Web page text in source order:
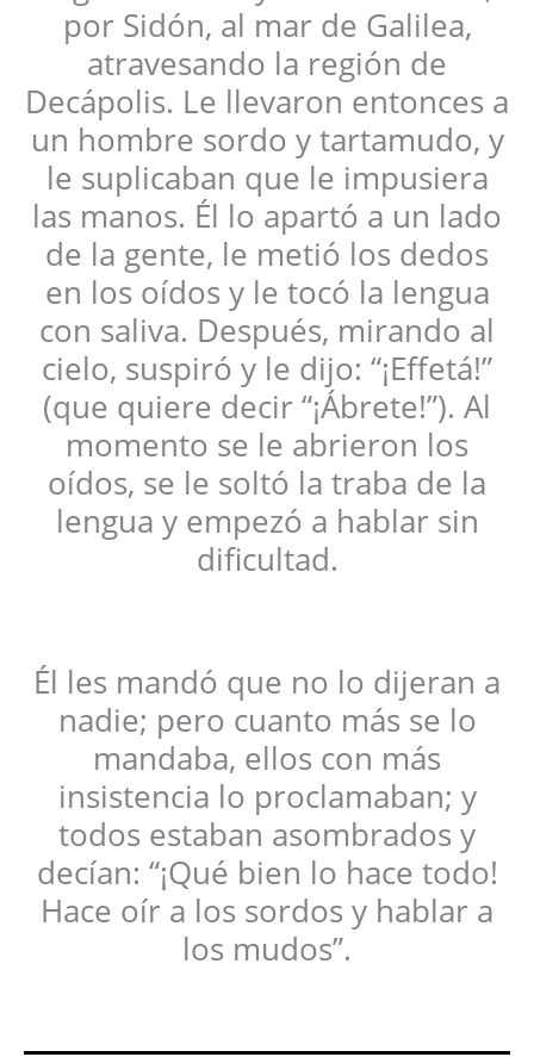
por Sidón, al mar de Galilea,
atravesando la región de
Decápolis. Le llevaron entonces a
un hombre sordo y tartamudo, y
le suplicaban que le impusiera
las manos. Él lo apartó a un lado
de la gente, le metió los dedos
en los oídos y le tocó la lengua
con saliva. Después, mirando al
cielo, suspiró y le dijo: “¡Effetá!”
(que quiere decir “¡Ábrete!”). Al
momento se le abrieron los
oídos, se le soltó la traba de la
lengua y empezó a hablar sin
dificultad.
Él les mandó que no lo dijeran a
nadie; pero cuanto más se lo
mandaba, ellos con más
insistencia lo proclamaban; y
todos estaban asombrados y
decían: “¡Qué bien lo hace todo!
Hace oír a los sordos y hablar a
los mudos”.